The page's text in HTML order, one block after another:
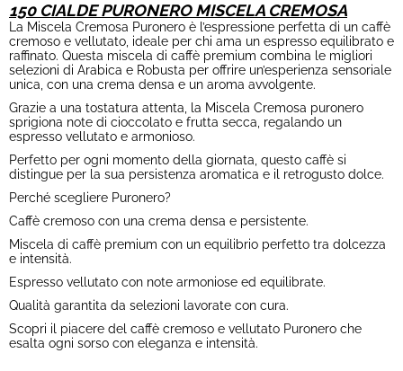
150 CIALDE PURONERO MISCELA CREMOSA
La Miscela Cremosa Puronero è l’espressione perfetta di un caffè
cremoso e vellutato, ideale per chi ama un espresso equilibrato e
raffinato. Questa miscela di caffè premium combina le migliori
selezioni di Arabica e Robusta per offrire un’esperienza sensoriale
unica, con una crema densa e un aroma avvolgente.
Grazie a una tostatura attenta, la Miscela Cremosa puronero
sprigiona note di cioccolato e frutta secca, regalando un
espresso vellutato e armonioso.
Perfetto per ogni momento della giornata, questo caffè si
distingue per la sua persistenza aromatica e il retrogusto dolce.
Perché scegliere Puronero?
Caffè cremoso con una crema densa e persistente.
Miscela di caffè premium con un equilibrio perfetto tra dolcezza
e intensità.
Espresso vellutato con note armoniose ed equilibrate.
Qualità garantita da selezioni lavorate con cura.
Scopri il piacere del caffè cremoso e vellutato Puronero che
esalta ogni sorso con eleganza e intensità.